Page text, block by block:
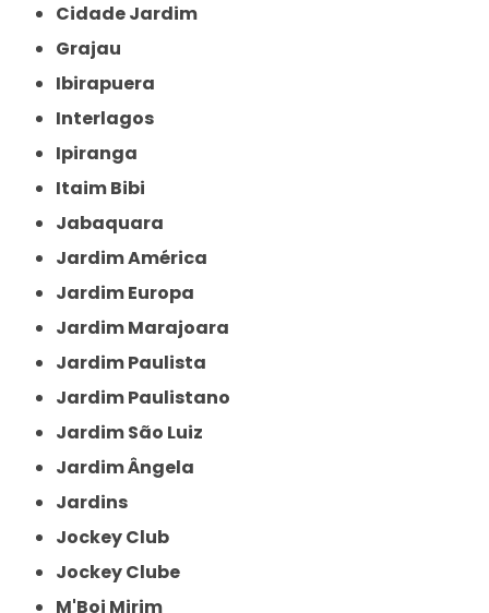
Cidade Jardim
Grajau
Ibirapuera
Interlagos
Ipiranga
Itaim Bibi
Jabaquara
Jardim América
Jardim Europa
Jardim Marajoara
Jardim Paulista
Jardim Paulistano
Jardim São Luiz
Jardim Ângela
Jardins
Jockey Club
Jockey Clube
M'Boi Mirim